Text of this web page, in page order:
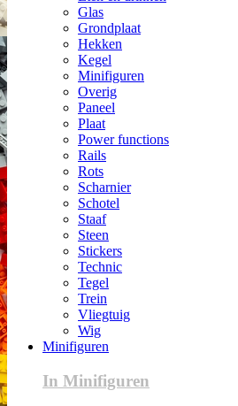
Glas
Grondplaat
Hekken
Kegel
Minifiguren
Overig
Paneel
Plaat
Power functions
Rails
Rots
Scharnier
Schotel
Staaf
Steen
Stickers
Technic
Tegel
Trein
Vliegtuig
Wig
Minifiguren
In Minifiguren